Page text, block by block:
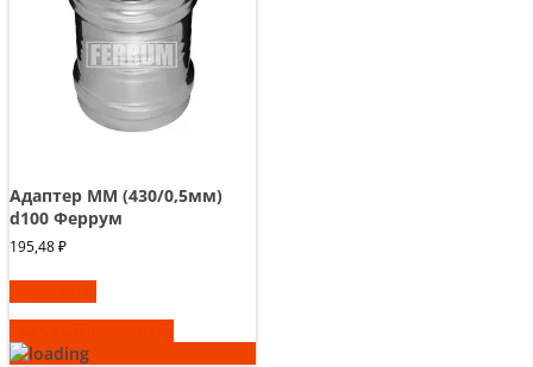
Адаптер ММ (430/0,5мм)
d100 Феррум
195,48₽